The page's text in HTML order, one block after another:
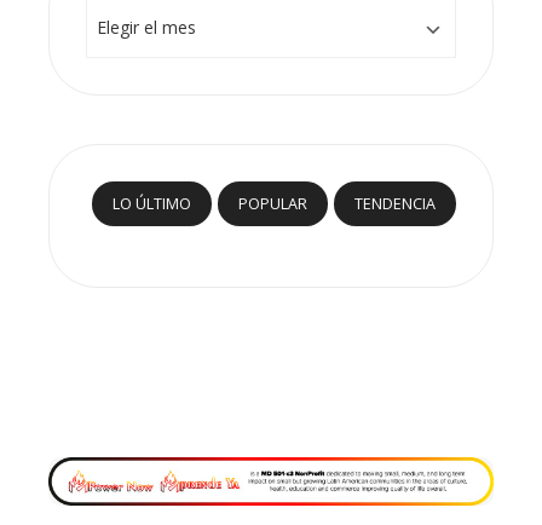
LO ÚLTIMO POPULAR TENDENCIA